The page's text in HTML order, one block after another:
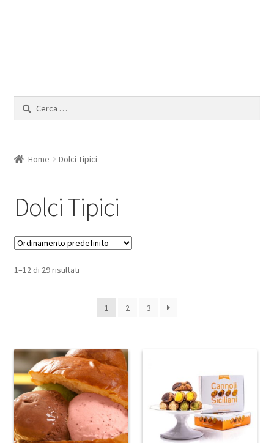
Ricerca
Home Dolci Tipici
Dolci Tipici
1–12 di 29 risultati
1 2 3